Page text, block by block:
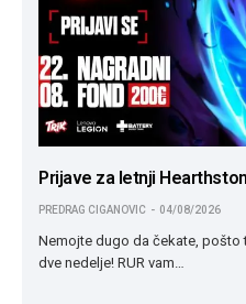
Prijave za letnji
PREDRAG CIGANOVIC 04/08/2026
Nemojte dugo da čekate, pošto
dve nedelje! RUR vam…